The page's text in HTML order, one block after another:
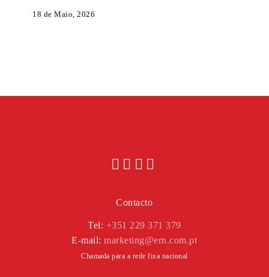
18 de Maio, 2026
Contacto
Tel: +351 229 371 379
E-mail:marketing@ern.com.pt
Chamada para a rede fixa nacional